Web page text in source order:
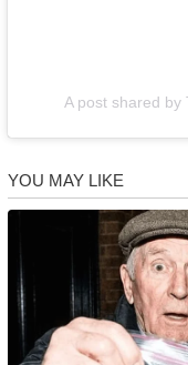
A post shared by